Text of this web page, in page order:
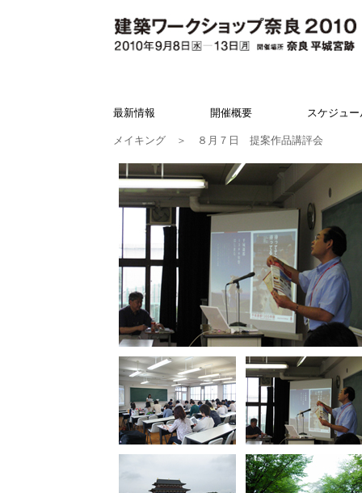
最新情報 開催概要 スケジュー
メイキング ＞ ８月７日 提案作品講評会